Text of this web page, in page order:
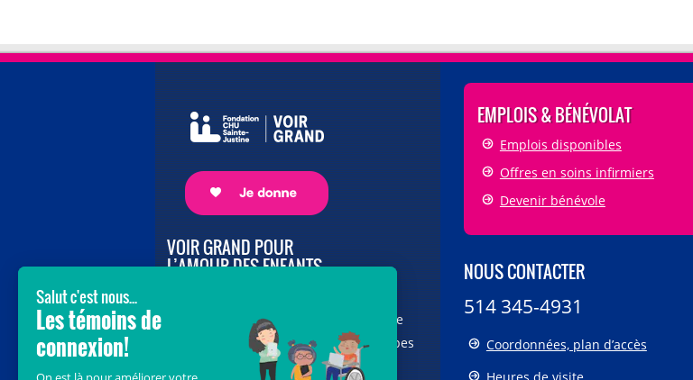
VOIR GRAND POUR
L’AMOUR DES ENFANTS
vous au cœur de la campagne majeure
Voir Grand, nous conduisons les équipes
soignantes vers les opportunités de la
EMPLOIS & BÉNÉVOLAT
Emplois disponibles
Offres en soins infirmiers
Devenir bénévole
NOUS CONTACTER
514 345-4931
Coordonnées, plan d’accès